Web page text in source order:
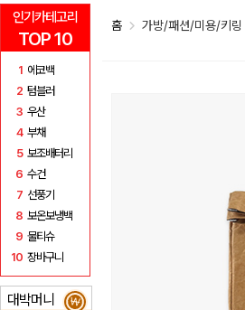
인기카테고리
TOP 10
1 에코백
2 텀블러
3 우산
4 부채
5 보조배터리
6 수건
7 선풍기
8 보온보냉백
9 물티슈
10 장바구니
대박머니 ₩
홈 가방/패션/미용/키링